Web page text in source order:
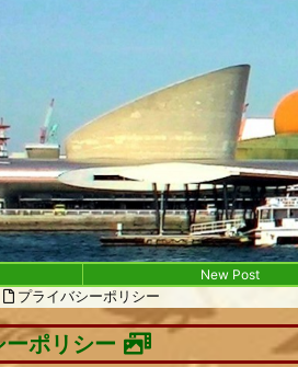
New Post
プライバシーポリシー
ポリシー